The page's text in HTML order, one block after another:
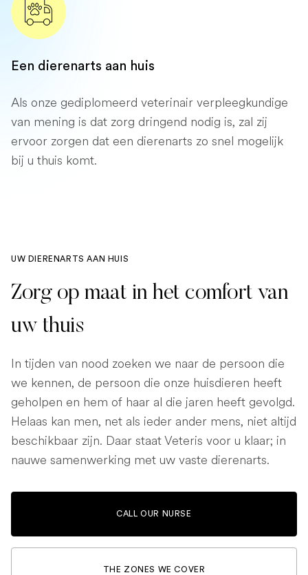
Een dierenarts aan huis
Als onze gediplomeerd veterinair verpleegkundige
van mening is dat zorg dringend nodig is, zal zij
ervoor zorgen dat een dierenarts zo snel mogelijk
bij u thuis komt.
UW DIERENARTS AAN HUIS
Zorg op maat in het comfort van
uw thuis
In tijden van nood zoeken we naar de persoon die
we kennen, de persoon die onze huisdieren heeft
geholpen en hem of haar al die jaren heeft gevolgd.
Helaas kan men, net als ieder ander mens, niet altijd
beschikbaar zijn. Daar staat Veteris voor u klaar; in
nauwe samenwerking met uw vaste dierenarts.
CALL OUR NURSE
THE ZONES WE COVER